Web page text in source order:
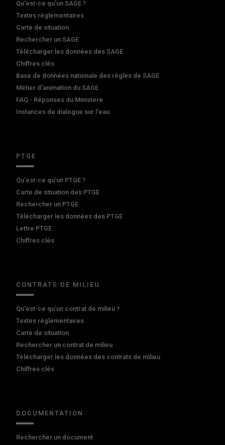
Qu'est-ce qu'un SAGE ?
Textes réglementaires
Carte de situation
Rechercher un SAGE
Télécharger les données des SAGE
Chiffres clés
Base de données nationale des règles de SAGE
Métier d'animation du SAGE
FAQ - Réponses du Ministère
Instances de dialogue sur l'eau
PTGE
Qu’est-ce qu’un PTGE ?
Carte de situation des PTGE
Rechercher un PTGE
Télécharger les données des PTGE
Lettre PTGE
Chiffres clés
CONTRATS DE MILIEU
Qu'est-ce qu'un contrat de milieu ?
Textes réglementaires
Carte de situation
Rechercher un contrat de milieu
Télécharger les données des contrats de milieu
Chiffres clés
DOCUMENTATION
Rechercher un document